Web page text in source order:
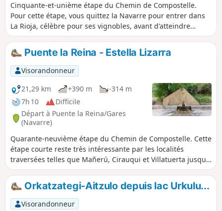
Cinquante-et-unième étape du Chemin de Compostelle.
Pour cette étape, vous quittez la Navarre pour entrer dans
La Rioja, célèbre pour ses vignobles, avant d'atteindre
Logroño. Les vingt kilomètres qui composent ce tronçon se
caractérisent au départ par un passage entre des ravins,
mais dès que vous aurez atteint Viana, le chemin devient
beaucoup plus praticable. Profitez de votre fin d'après-midi
et de votre soirée pour visiter Logroño qui est une ville riche
en histoire et en traditions qui se perpétuent depuis le
Moyen Âge. Le soir, les ruelles de la vielle ville sont très
animées.
Puente la Reina - Estella Lizarra
Visorandonneur
21,29 km
+390 m
-314 m
7h 10
Difficile
Départ à Puente la Reina/Gares
(Navarre)
Quarante-neuvième étape du Chemin de Compostelle. Cette
étape courte reste très intéressante par les localités
traversées telles que Mañerú, Cirauqui et Villatuerta jusqu'à
votre lieu d'étape, Estella, sur le Rio Ega, une merveille des
siècles passés, qui vous reçoit avec un pont très
photogénique.
Orkatzategi-Aitzulo depuis lac Urkulu...
Visorandonneur